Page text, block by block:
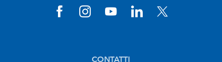
CONTATTI